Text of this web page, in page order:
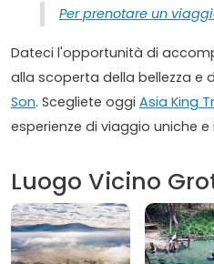
Per prenotare un
Dateci l'opportunità di
alla scoperta della bellezza e
Son. Scegliete oggi Asia King
esperienze di viaggio uniche
Luogo Vicino